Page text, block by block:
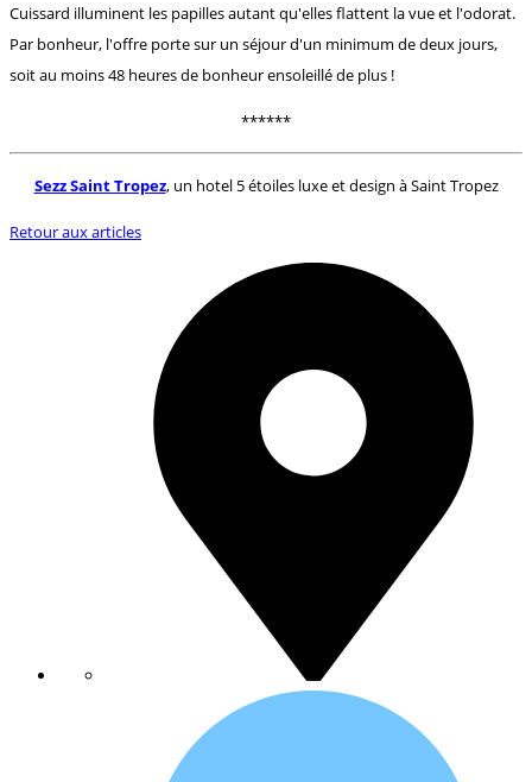
Cuissard illuminent les papilles autant qu'elles flattent la vue et l'odorat.
Par bonheur, l'offre porte sur un séjour d'un minimum de deux jours,
soit au moins 48 heures de bonheur ensoleillé de plus !
******
Sezz Saint Tropez, un hotel 5 étoiles luxe et design à Saint Tropez
Retour aux articles